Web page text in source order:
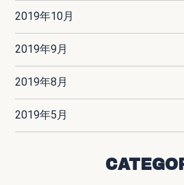
2019年10月
2019年9月
2019年8月
2019年5月